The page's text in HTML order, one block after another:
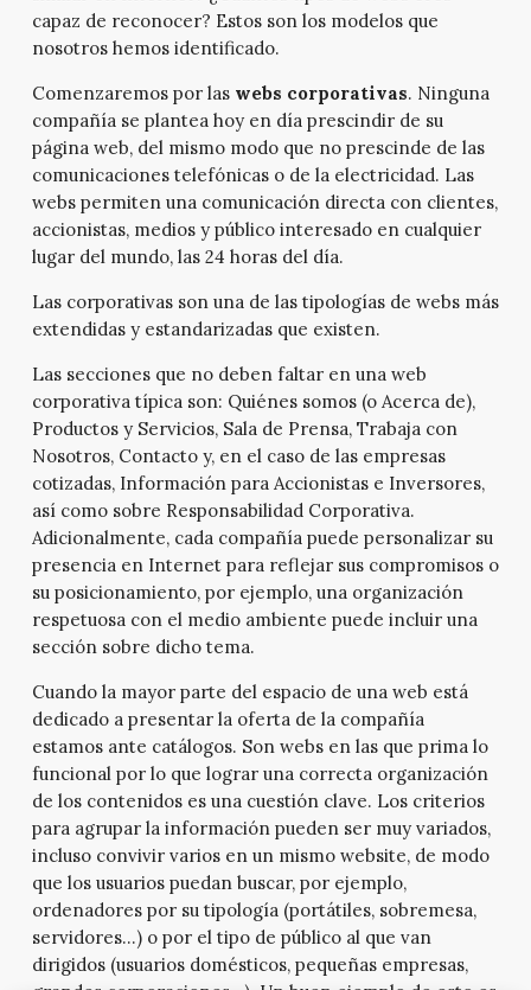
capaz de reconocer? Estos son los modelos que
nosotros hemos identificado.
Comenzaremos por las webs corporativas. Ninguna
compañía se plantea hoy en día prescindir de su
página web, del mismo modo que no prescinde de las
comunicaciones telefónicas o de la electricidad. Las
webs permiten una comunicación directa con clientes,
accionistas, medios y público interesado en cualquier
lugar del mundo, las 24 horas del día.
Las corporativas son una de las tipologías de webs más
extendidas y estandarizadas que existen.
Las secciones que no deben faltar en una web
corporativa típica son: Quiénes somos (o Acerca de),
Productos y Servicios, Sala de Prensa, Trabaja con
Nosotros, Contacto y, en el caso de las empresas
cotizadas, Información para Accionistas e Inversores,
así como sobre Responsabilidad Corporativa.
Adicionalmente, cada compañía puede personalizar su
presencia en Internet para reflejar sus compromisos o
su posicionamiento, por ejemplo, una organización
respetuosa con el medio ambiente puede incluir una
sección sobre dicho tema.
Cuando la mayor parte del espacio de una web está
dedicado a presentar la oferta de la compañía
estamos ante catálogos. Son webs en las que prima lo
funcional por lo que lograr una correcta organización
de los contenidos es una cuestión clave. Los criterios
para agrupar la información pueden ser muy variados,
incluso convivir varios en un mismo website, de modo
que los usuarios puedan buscar, por ejemplo,
ordenadores por su tipología (portátiles, sobremesa,
servidores…) o por el tipo de público al que van
dirigidos (usuarios domésticos, pequeñas empresas,